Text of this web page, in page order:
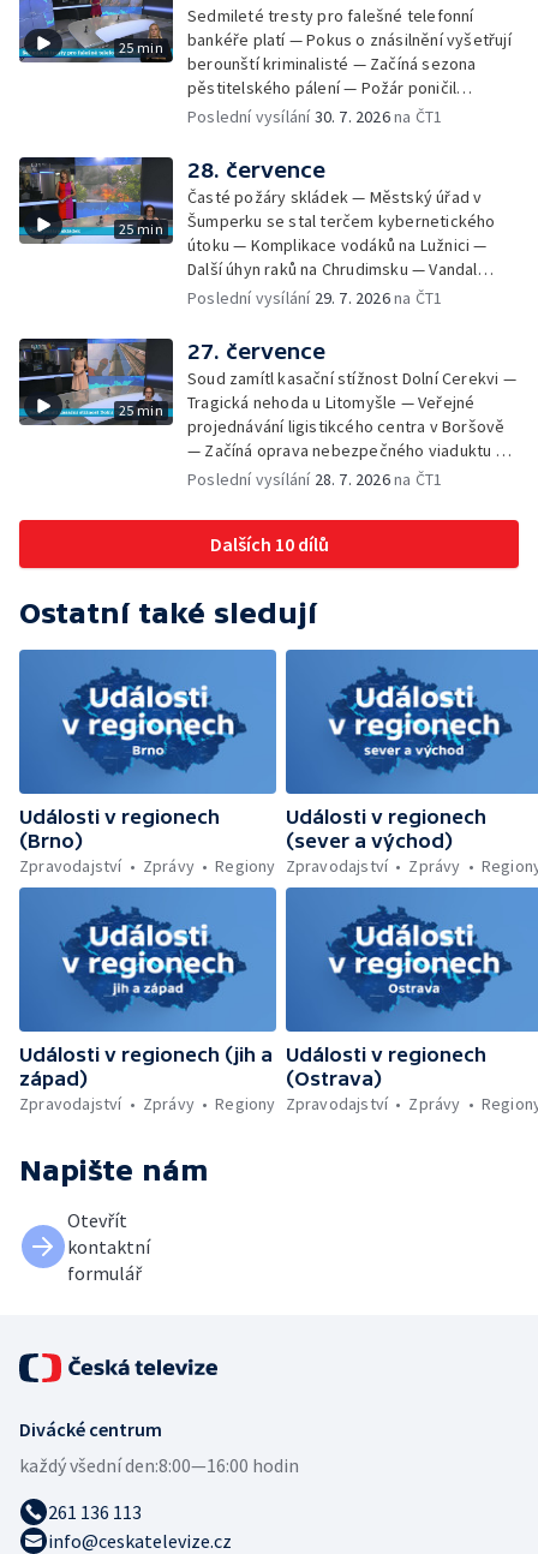
Zájem o obytné vozy roste — Praha má
novou servisní loď — Vidická samoobslužná
prodejna si na provoz vydělá — U jezera
Most začíná festival Let It Roll — Vyvrcholil
bouřkový neboli jelení úplněk — Kanoistka
25 min
Sedmileté tresty pro falešné telefonní
bankéře platí — Pokus o znásilnění vyšetřují
berounští kriminalisté — Začíná sezona
pěstitelského pálení — Požár poničil
historickou vilu Marta v Písku — Končí Letní
odpad — Nedostatek vody na Hracholuskách
— Příprava nového plavebního stupně v
Děčíně — Biokoridor pro užovku stromovou
— Záchrana liblického vysílače — První
koncert Diany Ross v Česku — Výroba
obrněných vozidel CV90 — Biokoridor pod
vedením vysokého napětí
Poslední vysílání30. 7. 2026na ČT1
25 min
28. července
Časté požáry skládek — Městský úřad v
Šumperku se stal terčem kybernetického
útoku — Komplikace vodáků na Lužnici —
Další úhyn raků na Chrudimsku — Vandal
poškodil okna na Ještědu — Lvice Elza má
defibrilátorů — 194 km/h po dálnici D6 —
Problém s likvidací kadmia — Vězni na
Frýdlantsku čistí koryto potoka — Antikolizní
systém tramvají Škoda 40T — Praha má šanci
na rekordní turistickou sezonu — Začíná
festival PernštejnLove v Pardubicích — Jelen
albín na Litoměřicku — Čeští vědci se
Poslední vysílání 29. 7. 2026na ČT1
25 min
27. července
Soud zamítl kasační stížnost Dolní Cerekvi —
Tragická nehoda u Litomyšle — Veřejné
projednávání ligistikcého centra v Boršově
— Začíná oprava nebezpečného viaduktu v
Klatovech — Pražská koalice o zásahu na
na Českolipsku — Úřednice na pachatele
napojená nebyla — Nižší zájem o Novou
zelenou úsporám — Problémy řidičů v
lesa u Velhartic — Další rozsáhlý lesní požár
Náchodsku — Znovuotevření rozhledny na
Libíně — Obchvat Náchoda je zhruba v
polovině — Požár v kempu na Pardubicku —
Wonkův most po rekonstrukci — Letiště
Václava Havla odbavilo 8 milionů cestujících
— V Plzni přibývá nelegálních graffiti
Poslední vysílání 28. 7. 2026na ČT1
Dalších 10 dílů
Ostatní také sledují
Události v regionech
(Brno)
Zpravodajství
Zprávy Regiony
Události v regionech
(sever a východ)
Zpravodajství
Zprávy
Události v regionech (jih a
západ)
Zpravodajství
Zprávy Regiony
Události v regionech
(Ostrava)
Zpravodajství
Zprávy
Napište nám
Otevřít
kontaktní
formulář
Divácké centrum
každý všední den:8:00—16:00 hodin
261 136 113
info@ceskatelevize.cz